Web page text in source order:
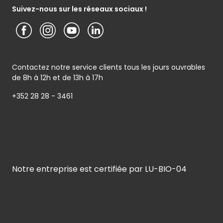
Suivez-nous sur les réseaux sociaux !
Contactez notre service clients tous les jours ouvrables
de 8h à 12h et de 13h à 17h
+352 28 28 - 3461
Conditions générales de garantie
Notre entreprise est certifiée par LU-BIO-04